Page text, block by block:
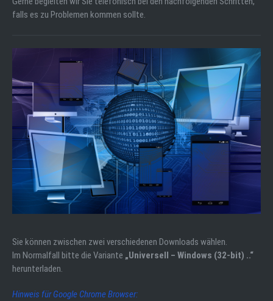
falls es zu Problemen kommen sollte.
Sie können zwischen zwei verschiedenen Downloads wählen.
Im Normalfall bitte die Variante „Universell – Windows (32-bit) ..“
herunterladen.
Hinweis für Google Chrome Browser: